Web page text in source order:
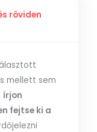
röviden
mellett sem
írjon
fejtse ki a